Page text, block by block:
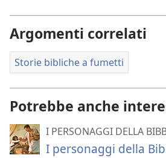
Argomenti correlati
Storie bibliche a fumetti
Potrebbe anche
I PERSONAGGI DELLA
I personaggi della